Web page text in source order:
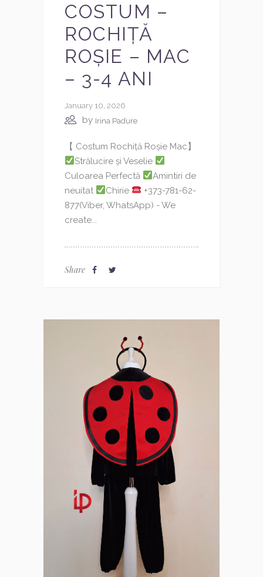
COSTUM –
ROCHIȚĂ
ROȘIE – MAC
– 3-4 ANI
January 10, 2026
by Irina Padure
【 Costum Rochiță Roșie Mac】
Strălucire și Veselie
Culoarea Perfectă
Amintiri de
neuitat
Chirie
+373-781-62-
877(Viber, WhatsApp) - We
create...
Share